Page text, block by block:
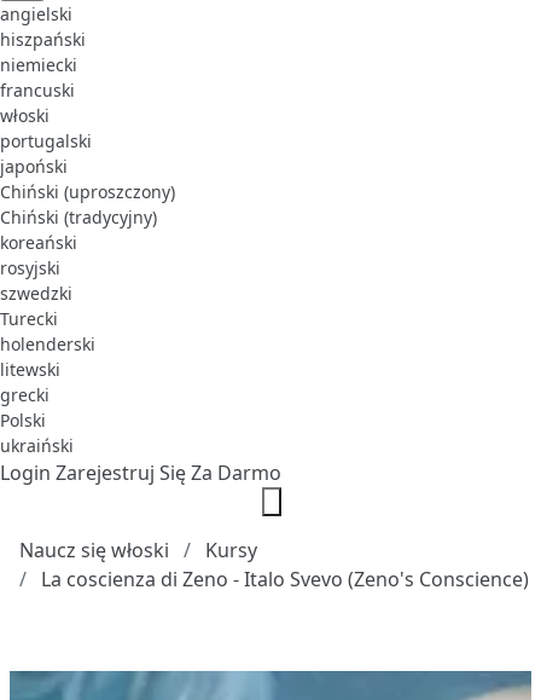
angielski
hiszpański
niemiecki
francuski
włoski
portugalski
japoński
Chiński (uproszczony)
Chiński (tradycyjny)
koreański
rosyjski
szwedzki
Turecki
holenderski
litewski
grecki
Polski
ukraiński
Login Zarejestruj Się Za Darmo
Naucz się włoski
Kursy
La coscienza di Zeno - Italo Svevo (Zeno's Conscience)